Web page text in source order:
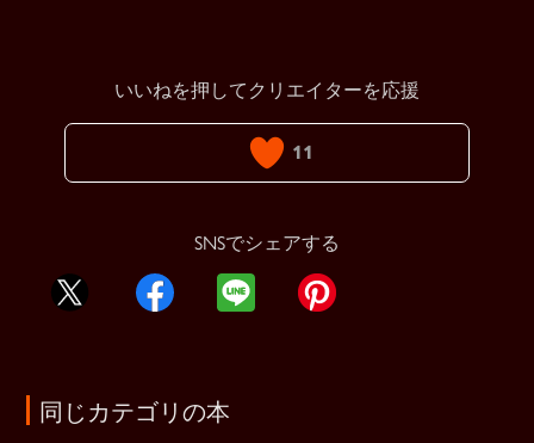
11
いいねを押してクリエイターを応援
SNSでシェアする
同じカテゴリの本